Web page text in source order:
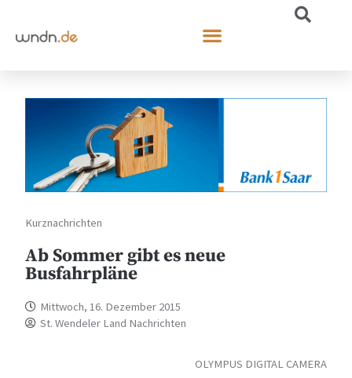
Kurznachrichten
Ab Sommer gibt es neue
Busfahrpläne
Mittwoch, 16. Dezember 2015
St. Wendeler Land Nachrichten
OLYMPUS DIGITAL CAMERA